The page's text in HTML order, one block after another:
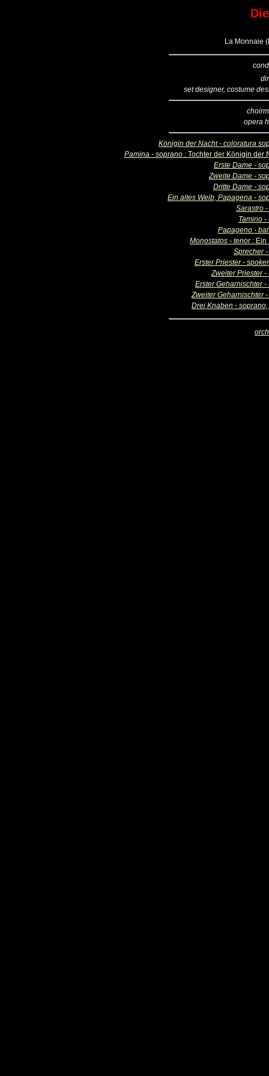
La Monnaie
set designer, costume
opera
Königin der Nacht - coloratura
Pamina - soprano : Tochter der Königin der
Erste Dame -
Zweite Dame -
Dritte Dame -
Ein altes Weib, Papagena -
Sarastro
Tamino -
Papageno -
Monostatos - tenor : Ein
Sprecher
Erster Priester -
Zweiter Priester -
Erster Geharnischter -
Zweiter Geharnischter
Drei Knaben -